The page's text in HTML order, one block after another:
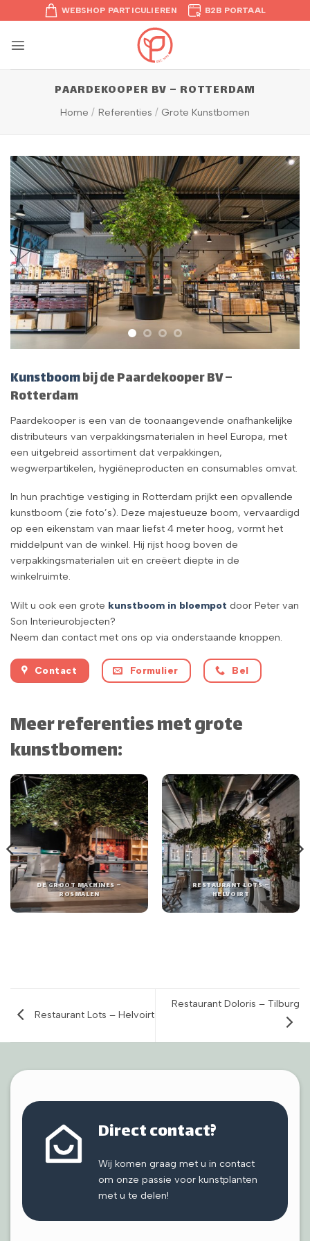
naar
inhoud
WEBSHOP PARTICULIEREN B2B PORTAAL
PAARDEKOOPER BV – ROTTERDAM
Home / Referenties / Grote Kunstbomen
Kunstboombij de Paardekooper BV –
Rotterdam
Paardekooper is een van de toonaangevende onafhankelijke
distributeurs van verpakkingsmaterialen in heel Europa, met
een uitgebreid assortiment dat verpakkingen,
wegwerpartikelen, hygiëneproducten en consumables omvat.
In hun prachtige vestiging in Rotterdam prijkt een opvallende
kunstboom (zie foto’s). Deze majestueuze boom, vervaardigd
op een eikenstam van maar liefst 4 meter hoog, vormt het
middelpunt van de winkel. Hij rijst hoog boven de
verpakkingsmaterialen uit en creëert diepte in de
winkelruimte.
Wilt u ook een grote kunstboom in bloempot door Peter van
Son Interieurobjecten?
Neem dan contact met ons op via onderstaande knoppen.
Contact Formulier Bel
Meer referenties met grote
kunstbomen:
DE GROOT MACHINES –
ROSMALEN
RESTAURANT LOTS –
HELVOIRT
Restaurant Lots – Helvoirt
Restaurant Doloris – Tilburg
Direct contact?
Wij komen graag met u in contact
om onze passie voor kunstplanten
met u te delen!